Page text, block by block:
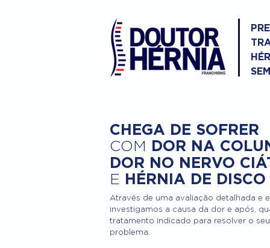
CHEGA DE SOFRER
COM DOR NA
DOR NO NERVO
E HÉRNIA DE DISCO
Através de uma avaliação detalhada e
investigamos a causa da dor e após,
tratamento indicado para resolver o seu
problema.